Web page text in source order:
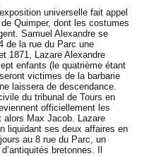
universelle fait appel
Quimper, dont les costumes
Samuel Alexandre se
de la rue du Parc une
1871, Lazare Alexandre
enfants (le quatrième étant
victimes de la barbarie
laissera de descendance.
du tribunal de Tours en
officiellement les
alors Max Jacob. Lazare
liquidant ses deux affaires en
au 8 rue du Parc, un
bretonnes. Il